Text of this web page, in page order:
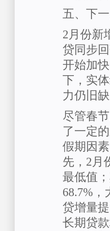
五、下
2月份新
贷同步
开始加
下，实
力仍旧
尽管春
了一定
假期因
先，2月
最低值
68.7%
贷增量
长期贷